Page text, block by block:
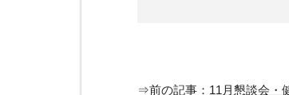
⇒前の記事： 11月懇談会・